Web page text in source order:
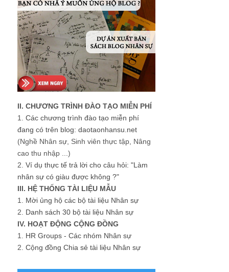
II. CHƯƠNG TRÌNH ĐÀO TẠO MIỄN PHÍ
1. Các chương trình đào tạo miễn phí
đang có trên blog: daotaonhansu.net
(Nghề Nhân sự, Sinh viên thực tập, Nâng
cao thu nhập ...)
2. Ví dụ thực tế trả lời cho câu hỏi: "Làm
nhân sự có giàu được không ?"
III. HỆ THỐNG TÀI LIỆU MẪU
1. Mời ủng hộ các bộ tài liệu Nhân sự
2. Danh sách 30 bộ tài liệu Nhân sự
IV. HOẠT ĐỘNG CỘNG ĐỒNG
1. HR Groups - Các nhóm Nhân sự
2. Cộng đồng Chia sẻ tài liệu Nhân sự